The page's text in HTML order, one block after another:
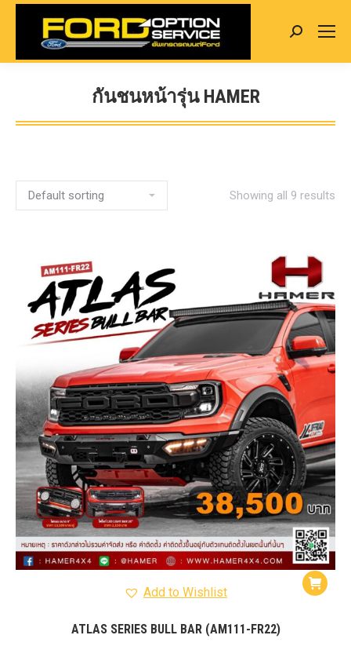
Search:
กันชนหน้ารุ่น HAMER
You are here:
Showing all 9 results
Add to Wishlist
ATLAS SERIES BULL BAR (AM111-FR22)